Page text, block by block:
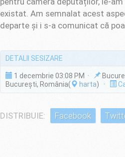
existat. Am semnalat acest
departe şi i s-a comunicat că
DETALII SESIZARE
1 decembrie 03:08 PM ·
București, România(
harta) ·
DISTRIBUIE: Facebook